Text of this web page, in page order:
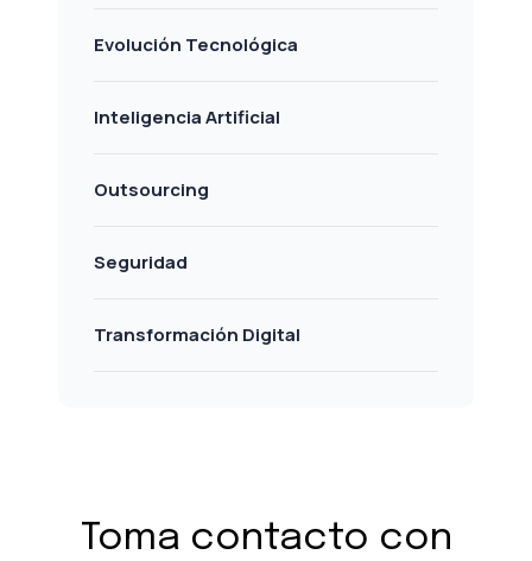
Evolución Tecnológica
Inteligencia Artificial
Outsourcing
Seguridad
Transformación Digital
Toma contacto con